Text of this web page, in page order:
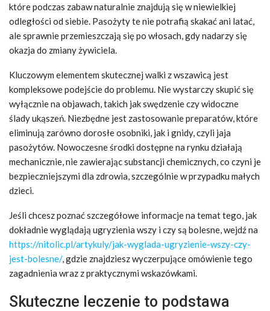
które podczas zabaw naturalnie znajdują się w niewielkiej
odległości od siebie. Pasożyty te nie potrafią skakać ani latać,
ale sprawnie przemieszczają się po włosach, gdy nadarzy się
okazja do zmiany żywiciela.
Kluczowym elementem skutecznej walki z wszawicą jest
kompleksowe podejście do problemu. Nie wystarczy skupić się
wyłącznie na objawach, takich jak swędzenie czy widoczne
ślady ukąszeń. Niezbędne jest zastosowanie preparatów, które
eliminują zarówno dorosłe osobniki, jak i gnidy, czyli jaja
pasożytów. Nowoczesne środki dostępne na rynku działają
mechanicznie, nie zawierając substancji chemicznych, co czyni je
bezpieczniejszymi dla zdrowia, szczególnie w przypadku małych
dzieci.
Jeśli chcesz poznać szczegółowe informacje na temat tego, jak
dokładnie wyglądają ugryzienia wszy i czy są bolesne, wejdź na
https://nitolic.pl/artykuly/jak-wyglada-ugryzienie-wszy-czy-
jest-bolesne/, gdzie znajdziesz wyczerpujące omówienie tego
zagadnienia wraz z praktycznymi wskazówkami.
Skuteczne leczenie to podstawa